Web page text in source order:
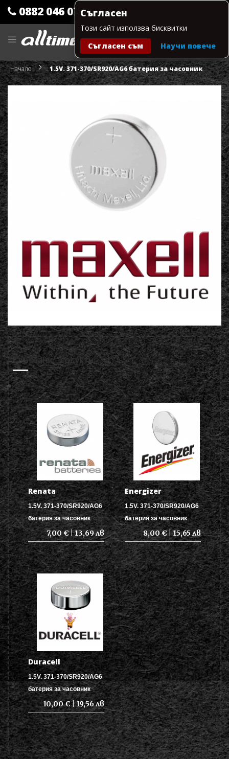
Съгласен
Този сайт използва бисквитки
Съгласен съм
Научи повече
0882 046 079
Прескачане
към
Моята количка
Начало 1.5V. 371-370/SR920/AG6 батерия за часовник
Свързани продукти
Renata
1.5V. 371-370/SR920/AG6
батерия за часовник
7,00 € | 13,69 лв
Energizer
1.5V. 371-370/SR920/AG6
батерия за часовник
8,00 € | 15,65 лв
Duracell
1.5V. 371-370/SR920/AG6
батерия за часовник
10,00 € | 19,56 лв